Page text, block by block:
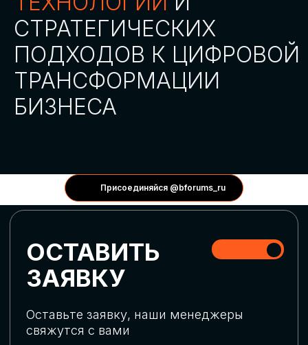
Присоединяйся @bforums_ru
АККРЕДИТАЦИЯ
СМИ
ГЛОБАЛЬНАЯ
ЦИФРОВИЗАЦИЯ
актуальных трендов глобальной цифровой
трансформации. Узнаем о новых подходах
массовом использовании ИИ-
инструментов, обеспечении
ИСКУССТВЕННЫЙ